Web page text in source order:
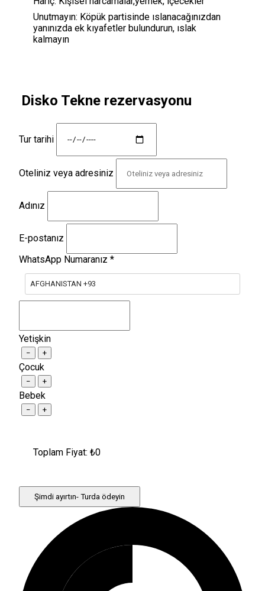
Unutmayın: Köpük partisinde ıslanacağınızdan
yanınızda ek kıyafetler bulundurun, ıslak
kalmayın
Disko Tekne rezervasyonu
Tur tarihi
Oteliniz veya adresiniz
Adınız
E-postanız
WhatsApp Numaranız *
AFGHANISTAN +93
Yetişkin
− +
Çocuk
− +
Bebek
− +
Toplam Fiyat: ₺0
Şimdi ayırtın- Turda ödeyin